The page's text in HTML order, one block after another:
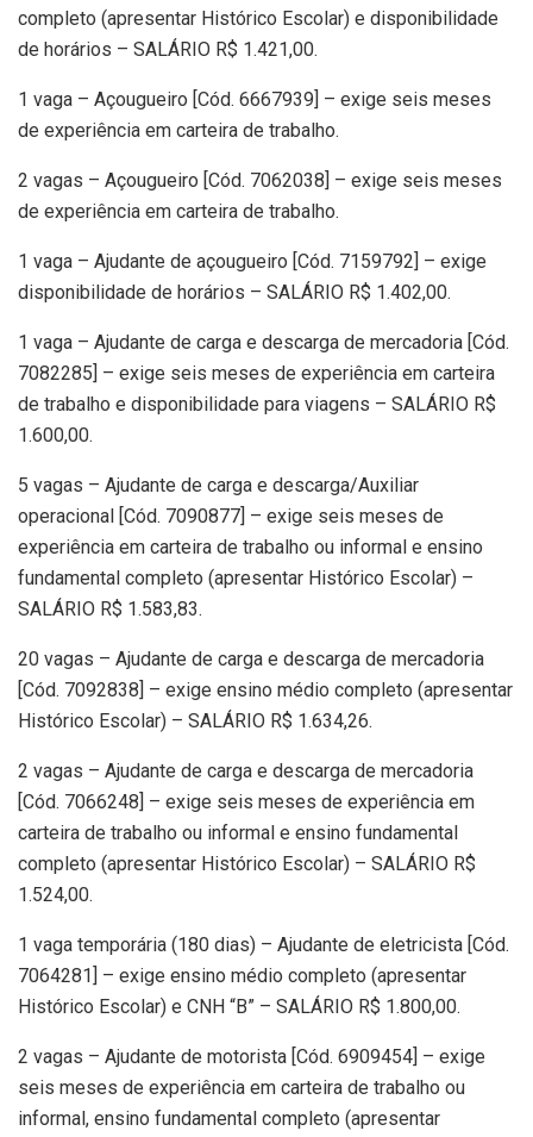
completo (apresentar Histórico Escolar) e disponibilidade
de horários – SALÁRIO R$ 1.421,00.
1 vaga – Açougueiro [Cód. 6667939] – exige seis meses
de experiência em carteira de trabalho.
2 vagas – Açougueiro [Cód. 7062038] – exige seis meses
de experiência em carteira de trabalho.
1 vaga – Ajudante de açougueiro [Cód. 7159792] – exige
disponibilidade de horários – SALÁRIO R$ 1.402,00.
1 vaga – Ajudante de carga e descarga de mercadoria [Cód.
7082285] – exige seis meses de experiência em carteira
de trabalho e disponibilidade para viagens – SALÁRIO R$
1.600,00.
5 vagas – Ajudante de carga e descarga/Auxiliar
operacional [Cód. 7090877] – exige seis meses de
experiência em carteira de trabalho ou informal e ensino
fundamental completo (apresentar Histórico Escolar) –
SALÁRIO R$ 1.583,83.
20 vagas – Ajudante de carga e descarga de mercadoria
[Cód. 7092838] – exige ensino médio completo (apresentar
Histórico Escolar) – SALÁRIO R$ 1.634,26.
2 vagas – Ajudante de carga e descarga de mercadoria
[Cód. 7066248] – exige seis meses de experiência em
carteira de trabalho ou informal e ensino fundamental
completo (apresentar Histórico Escolar) – SALÁRIO R$
1.524,00.
1 vaga temporária (180 dias) – Ajudante de eletricista [Cód.
7064281] – exige ensino médio completo (apresentar
Histórico Escolar) e CNH “B” – SALÁRIO R$ 1.800,00.
2 vagas – Ajudante de motorista [Cód. 6909454] – exige
seis meses de experiência em carteira de trabalho ou
informal, ensino fundamental completo (apresentar